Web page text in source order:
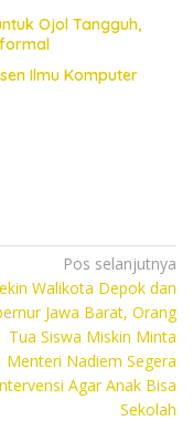
Ojol Tangguh,
Ilmu Komputer
Pos selanjutnya
Walikota Depok dan
Jawa Barat, Orang
Tua Siswa Miskin Minta
Menteri Nadiem Segera
Agar Anak Bisa
Sekolah